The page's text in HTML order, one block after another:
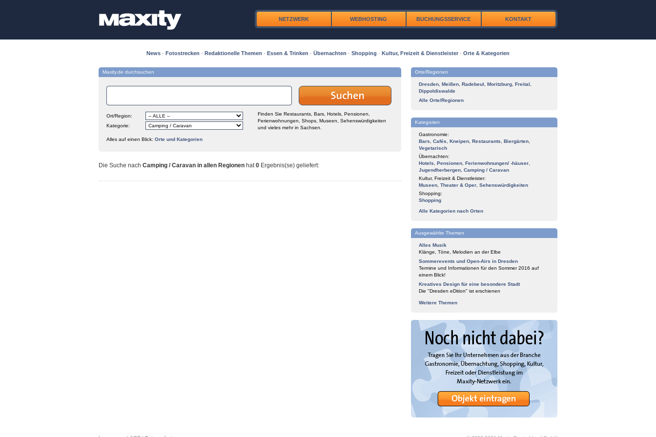
NETZWERK WEBHOSTING BUCHUNGSSERVICE KONTAKT
News · Fotostrecken · Redaktionelle Themen · Essen & Trinken · Übernachten · Shopping · Kultur, Freizeit & Dienstleister · Orte & Kategorien
Maxity.de durchsuchen
Ort/Region:
Kategorie:
Finden Sie Restaurants, Bars, Hotels, Pensionen,
Ferienwohnungen, Shops, Museen, Sehenswürdigkeiten
und vieles mehr in Sachsen.
Alles auf einen Blick: Orte und Kategorien
Die Suche nach Camping / Caravan in allen Regionen hat0 Ergebnis(se) geliefert:
Orte/Regionen
Dresden Meißen Radebeul Moritzburg Freital
Dippoldiswalde
Alle Orte/Regionen
Kategorien
Gastronomie:
Bars
Cafés Kneipen Restaurants Biergärten
Vegetarisch
Übernachten:
Hotels
Pensionen Ferienwohnungen/ -häuser
Jugendherbergen Camping / Caravan
Kultur, Freizeit & Dienstleister:
Museen Theater & Oper Sehenswürdigkeiten
Shopping:
Shopping
Alle Kategorien nach Orten
Ausgewählte Themen
Alles Musik
Klänge, Töne, Melodien an der Elbe
Sommerevents und Open-Airs in Dresden
Termine und Informationen für den Sommer 2016 auf
einem Blick!
Kreatives Design für eine besondere Stadt
Die "Dresden eDition" ist erschienen
Weitere Themen